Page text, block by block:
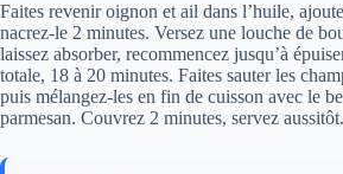
Faites revenir oignon et ail dans l’huile,
nacrez-le 2 minutes. Versez une louche de
laissez absorber, recommencez jusqu’à
totale, 18 à 20 minutes. Faites sauter les
puis mélangez-les en fin de cuisson avec le
parmesan. Couvrez 2 minutes, servez aussitôt.